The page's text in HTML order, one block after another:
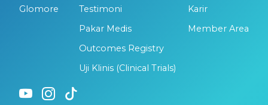
Glomore
Testimoni
Pakar Medis
Outcomes Registry
Uji Klinis (Clinical Trials)
Karir
Member Area